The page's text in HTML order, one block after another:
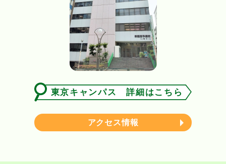
東京キャンパス 詳細はこちら
アクセス情報